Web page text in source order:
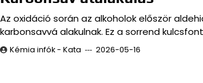
Az oxidáció során az alkoholok először
karbonsavvá alakulnak. Ez a sorrend
Kémia infók - Kata 2026-05-16